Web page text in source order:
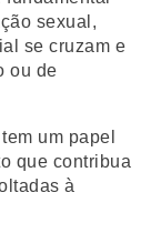
sexual,
se cruzam e
ou de
um papel
que contribua
à